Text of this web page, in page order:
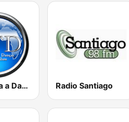
Rádio Toca a Dançar Radio Santiago